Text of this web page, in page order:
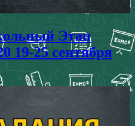
Этап
19-25 сентября